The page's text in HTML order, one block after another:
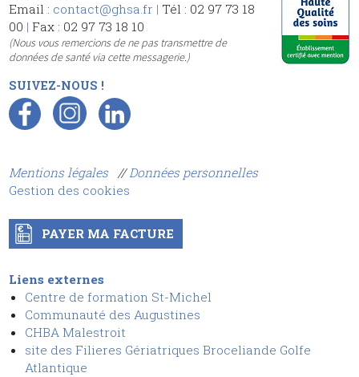
Email : contact@ghsa.fr | Tél : 02 97 73 18
00 | Fax : 02 97 73 18 10
(Nous vous remercions de ne pas transmettre de
données de santé via cette messagerie.)
SUIVEZ-NOUS !
Mentions légales //Données personnelles
Gestion des cookies
PAYER MA FACTURE
Liens externes
Centre de formation St-Michel
Communauté des Augustines
CHBA Malestroit
site des Filieres Gériatriques Broceliande Golfe
Atlantique